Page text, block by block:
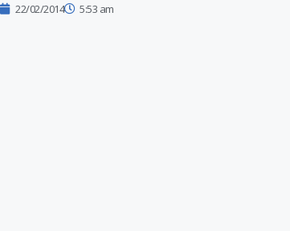
22/02/2014 5:53 am